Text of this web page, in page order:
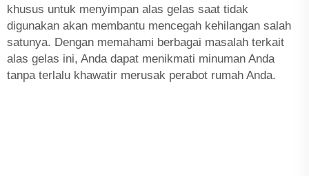
khusus untuk menyimpan alas gelas saat tidak
digunakan akan membantu mencegah kehilangan salah
satunya. Dengan memahami berbagai masalah terkait
alas gelas ini, Anda dapat menikmati minuman Anda
tanpa terlalu khawatir merusak perabot rumah Anda.